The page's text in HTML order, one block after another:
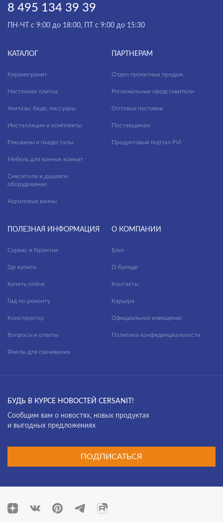
8 495 134 39 39
ПН-ЧТ с 9:00 до 18:00, ПТ с 9:00 до 15:30
КАТАЛОГ
Керамогранит
Настенная плитка
Унитазы, биде, писсуары
Инсталляции и комплекты
Раковины и пьедесталы
Мебель для ванных комнат
Смесители и душевое
оборудование
Акриловые ванны
ПАРТНЕРАМ
Отдел проектных продаж
Региональные представители
Оптовые поставки
Поставщикам
Продуктовый портал PVI
ПОЛЕЗНАЯ ИНФОРМАЦИЯ
Сервис и Гарантия
Где купить
Купить online
Гид по ремонту
Конструктор
Вопросы и ответы
Файлы для скачивания
О КОМПАНИИ
Блог
О бренде
Контакты
Карьера
Официальное извещение
Политика конфиденциальности
БУДЬ В КУРСЕ НОВОСТЕЙ CERSANIT!
Cообщим вам о новостях, новых продуктах
и выгодных предложениях
ПОДПИСАТЬСЯ